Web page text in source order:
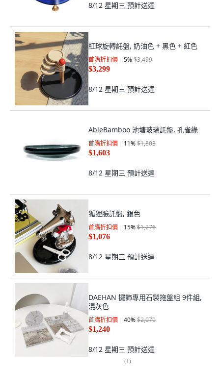
8/12 星期三 預計送達
紅球旋轉託盤, 奶油色 + 黑色 + 紅色
首購折扣價 5%$3,499
$3,299
8/12 星期三 預計送達
AbleBamboo 池塘玻璃託盤, 孔雀綠
首購折扣價 11%$1,803
$1,603
8/12 星期三 預計送達
狐狸臉託盤, 銀色
首購折扣價 15%$1,276
$1,076
8/12 星期三 預計送達
DAEHAN 擺飾專用石製拖盤組 9件組,
混灰色
首購折扣價 40%$2,070
$1,240
8/12 星期三 預計送達
(1)